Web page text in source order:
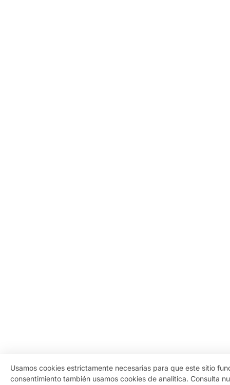
Usamos cookies estrictamente necesarias para que este sitio
consentimiento también usamos cookies de analítica. Consulta